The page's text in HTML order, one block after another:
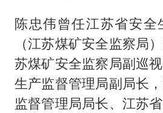
陈忠伟曾任江苏省安全
（江苏煤矿安全监察局
苏煤矿安全监察局副巡
生产监督管理局副局长
监督管理局局长、江苏